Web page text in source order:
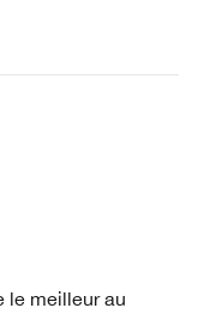
le meilleur au